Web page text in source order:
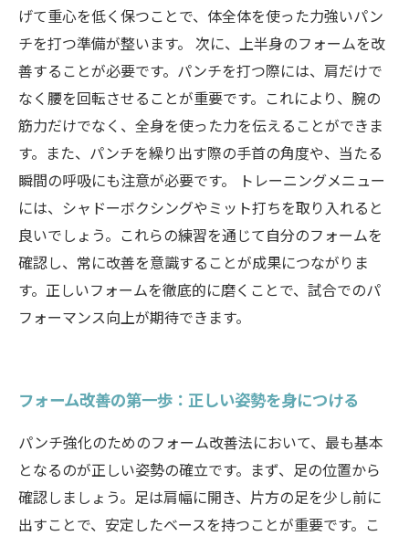
にしよう
げて重心を低く保つことで、体全体を使った力強いパン
チを打つ準備が整います。 次に、上半身のフォームを改
善することが必要です。パンチを打つ際には、肩だけで
なく腰を回転させることが重要です。これにより、腕の
筋力だけでなく、全身を使った力を伝えることができま
す。また、パンチを繰り出す際の手首の角度や、当たる
瞬間の呼吸にも注意が必要です。 トレーニングメニュー
には、シャドーボクシングやミット打ちを取り入れると
良いでしょう。これらの練習を通じて自分のフォームを
確認し、常に改善を意識することが成果につながりま
す。正しいフォームを徹底的に磨くことで、試合でのパ
フォーマンス向上が期待できます。
フォーム改善の第一歩：正しい姿勢を身につける
パンチ強化のためのフォーム改善法において、最も基本
となるのが正しい姿勢の確立です。まず、足の位置から
確認しましょう。足は肩幅に開き、片方の足を少し前に
出すことで、安定したベースを持つことが重要です。こ